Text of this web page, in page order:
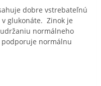
dobre vstrebateľnú
glukonáte. Zinok je
normálneho
podporuje normálnu